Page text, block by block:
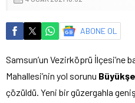
ABONE OL
Samsun’un Vezirköprü İlçesi’ne
Mahallesi’nin yol sorunu
çözüldü. Yeni bir güzergahla